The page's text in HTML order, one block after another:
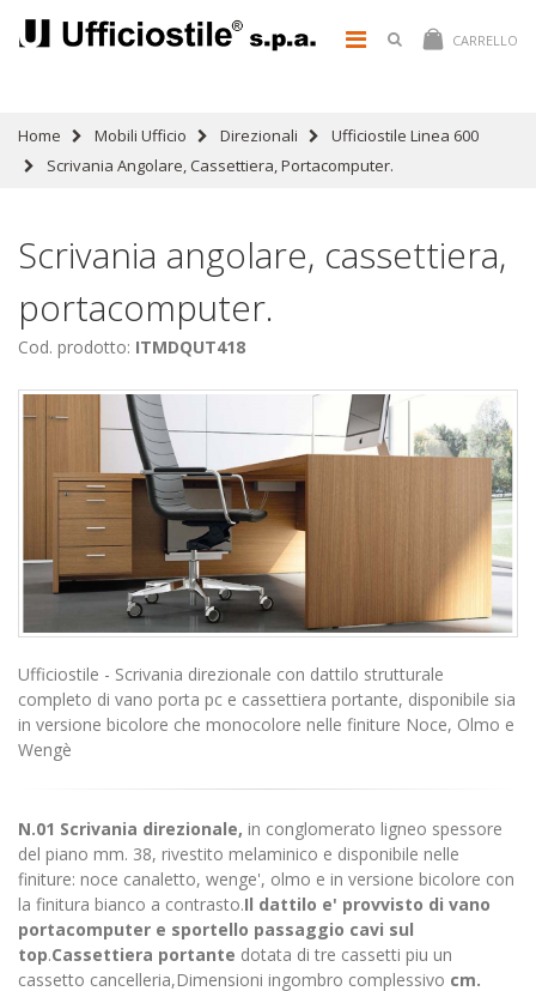
CARRELLO
Home Mobili Ufficio Direzionali
Ufficiostile Linea 600
Scrivania Angolare, Cassettiera, Portacomputer.
Scrivania angolare, cassettiera,
portacomputer.
Cod. prodotto: ITMDQUT418
Ufficiostile - Scrivania direzionale con dattilo strutturale
completo di vano porta pc e cassettiera portante, disponibile sia
in versione bicolore che monocolore nelle finiture Noce, Olmo e
Wengè
N.01 Scrivania direzionale, in conglomerato ligneo spessore
del piano mm. 38, rivestito melaminico e disponibile nelle
finiture: noce canaletto, wenge', olmo e in versione bicolore con
la finitura bianco a contrasto.Il dattilo e' provvisto di vano
portacomputer e sportello passaggio cavi sul
top.Cassettiera portante dotata di tre cassetti piu un
cassetto cancelleria,Dimensioni ingombro complessivo cm.